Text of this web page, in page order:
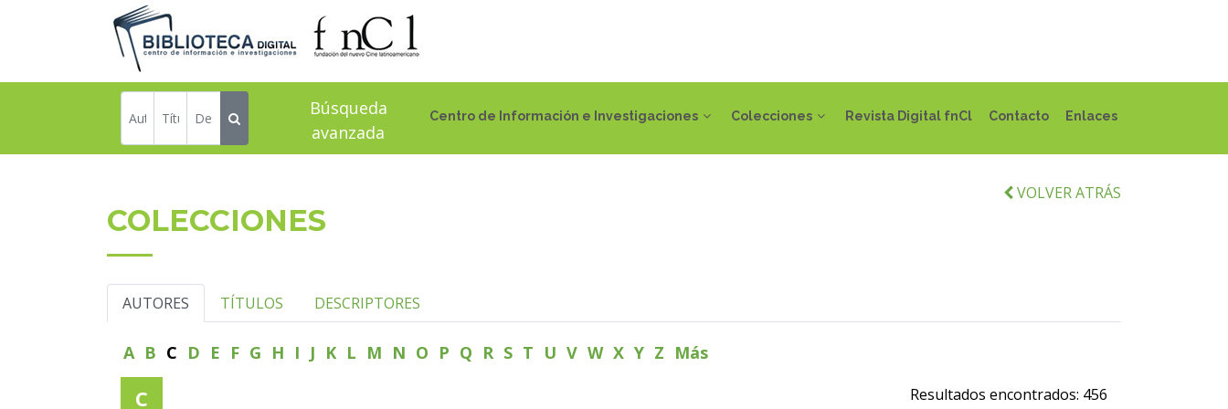
Centro de Información e Investigaciones Colecciones Revista Digital fnCl Contacto Enlaces
Búsqueda
avanzada
VOLVER ATRÁS
COLECCIONES
AUTORES TÍTULOS DESCRIPTORES
A B C D E F G H I J K L M N O P Q R S T U V W X Y Z Más
C Resultados encontrados: 456